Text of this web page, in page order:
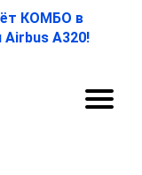
КОМБО в
Airbus A320!